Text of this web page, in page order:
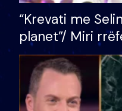
“Krevati me
planet”/ Miri
bukura në
mungojë zilja e